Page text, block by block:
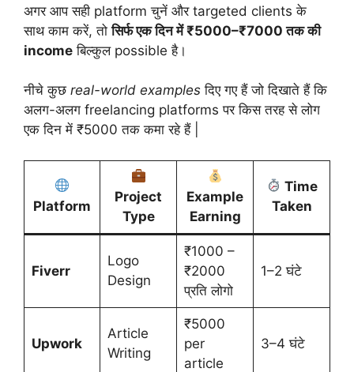
अगर आप सही platform चुनें और targeted clients के
साथ काम करें, तोसिर्फ एक दिन में ₹5000–₹7000 तक की
income बिल्कुल possible है।
नीचे कुछ real-world examples दिए गए हैं जो दिखाते हैं कि
अलग-अलग freelancing platforms पर किस तरह से लोग
एक दिन में ₹5000 तक कमा रहे हैं |
Platform
Project
Type
Example
Earning
Time
Taken
Fiverr
Logo
Design
₹1000 –
₹2000
प्रति लोगो
1–2 घंटे
Upwork
Article
Writing
₹5000
per
article
3–4 घंटे